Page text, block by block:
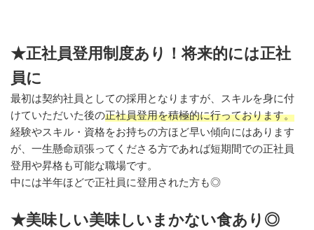
★正社員登用制度あり！将来的には正社
員に
最初は契約社員としての採用となりますが、スキルを身に付
けていただいた後の正社員登用を積極的に行っております。
経験やスキル・資格をお持ちの方ほど早い傾向にはあります
が、一生懸命頑張ってくださる方であれば短期間での正社員
登用や昇格も可能な職場です。
中には半年ほどで正社員に登用された方も◎
★美味しい美味しいまかない食あり◎